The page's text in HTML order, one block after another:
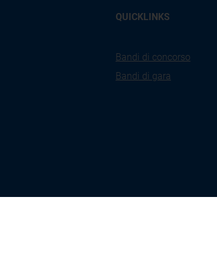
QUICKLINKS
Bandi di concorso
Bandi di gara